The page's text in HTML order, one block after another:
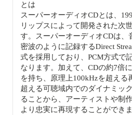
とは
スーパーオーディオCDとは、
リップスによって開発された次
す。スーパーオーディオCDは、
密波のように記録するDirect
式を採用しており、PCM方式で
なります。加えて、CDの約7倍
を持ち、原理上100kHzを超える
超える可聴域内でのダイナミッ
ることから、アーティストや制
より忠実に再現することができ